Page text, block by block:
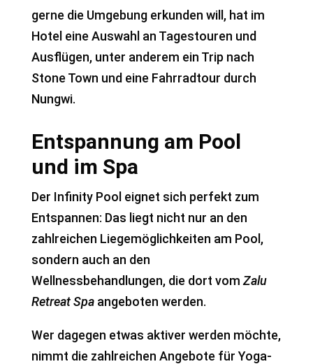
gerne die Umgebung erkunden will, hat im
Hotel eine Auswahl an Tagestouren und
Ausflügen, unter anderem ein Trip nach
Stone Town und eine Fahrradtour durch
Nungwi.
Entspannung am Pool
und im Spa
Der Infinity Pool eignet sich perfekt zum
Entspannen: Das liegt nicht nur an den
zahlreichen Liegemöglichkeiten am Pool,
sondern auch an den
Wellnessbehandlungen, die dort vom Zalu
Retreat Spaangeboten werden.
Wer dagegen etwas aktiver werden möchte,
nimmt die zahlreichen Angebote für Yoga-